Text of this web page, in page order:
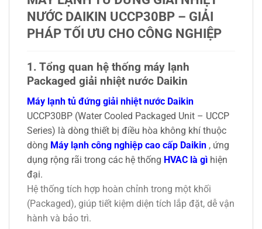
NƯỚC DAIKIN UCCP30BP – GIẢI
PHÁP TỐI ƯU CHO CÔNG NGHIỆP
1. Tổng quan hệ thống máy lạnh
Packaged giải nhiệt nước Daikin
Máy lạnh tủ đứng giải nhiệt nước Daikin
UCCP30BP (Water Cooled Packaged Unit – UCCP
Series) là dòng thiết bị điều hòa không khí thuộc
dòng Máy lạnh công nghiệp cao cấp Daikin , ứng
dụng rộng rãi trong các hệ thống HVAC là gì hiện
đại.
Hệ thống tích hợp hoàn chỉnh trong một khối
(Packaged), giúp tiết kiệm diện tích lắp đặt, dễ vận
hành và bảo trì.